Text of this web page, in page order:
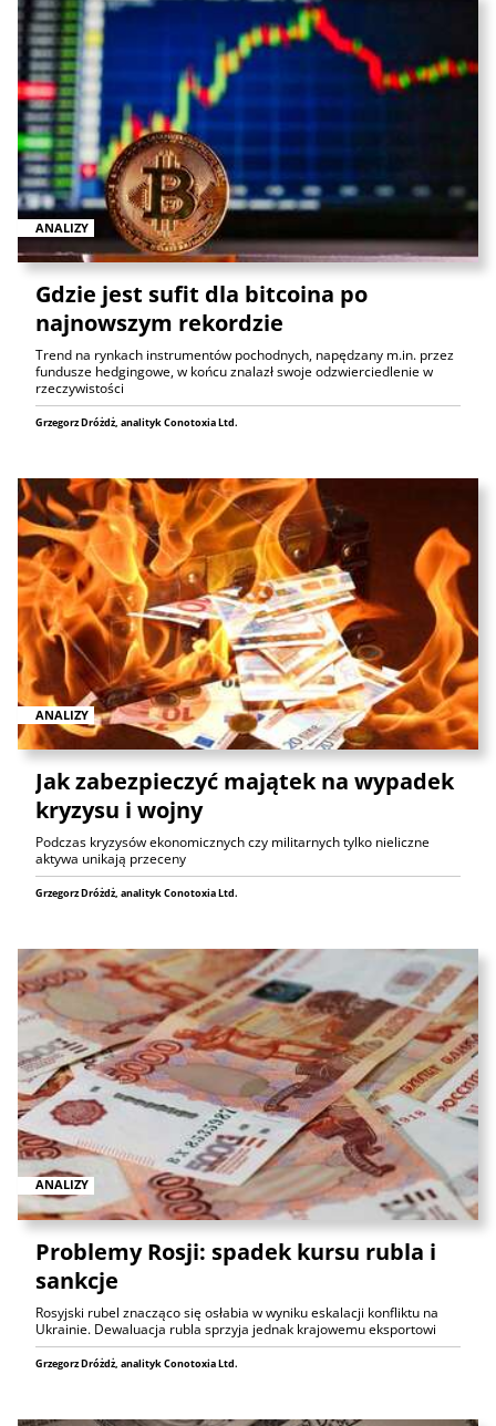
ANALIZY
Gdzie jest sufit dla bitcoina po
najnowszym rekordzie
Trend na rynkach instrumentów pochodnych, napędzany m.in. przez
fundusze hedgingowe, w końcu znalazł swoje odzwierciedlenie w
rzeczywistości
Grzegorz Dróżdż, analityk Conotoxia Ltd.
ANALIZY
Jak zabezpieczyć majątek na wypadek
kryzysu i wojny
Podczas kryzysów ekonomicznych czy militarnych tylko nieliczne
aktywa unikają przeceny
Grzegorz Dróżdż, analityk Conotoxia Ltd.
ANALIZY
Problemy Rosji: spadek kursu rubla i
sankcje
Rosyjski rubel znacząco się osłabia w wyniku eskalacji konfliktu na
Ukrainie. Dewaluacja rubla sprzyja jednak krajowemu eksportowi
Grzegorz Dróżdż, analityk Conotoxia Ltd.